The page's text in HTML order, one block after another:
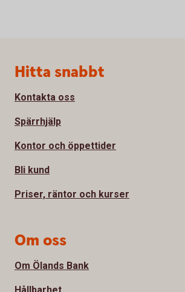
Sidfot
Hitta snabbt
Kontakta oss
Spärrhjälp
Kontor och öppettider
Bli kund
Priser, räntor och kurser
Om oss
Om Ölands Bank